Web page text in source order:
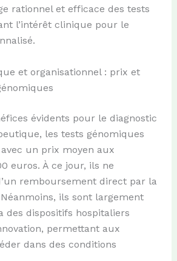
rationnel et efficace des tests
l’intérêt clinique pour le
et organisationnel : prix et
évidents pour le diagnostic
les tests génomiques
un prix moyen aux
euros. À ce jour, ils ne
remboursement direct par la
ils sont largement
des dispositifs hospitaliers
permettant aux
dans des conditions